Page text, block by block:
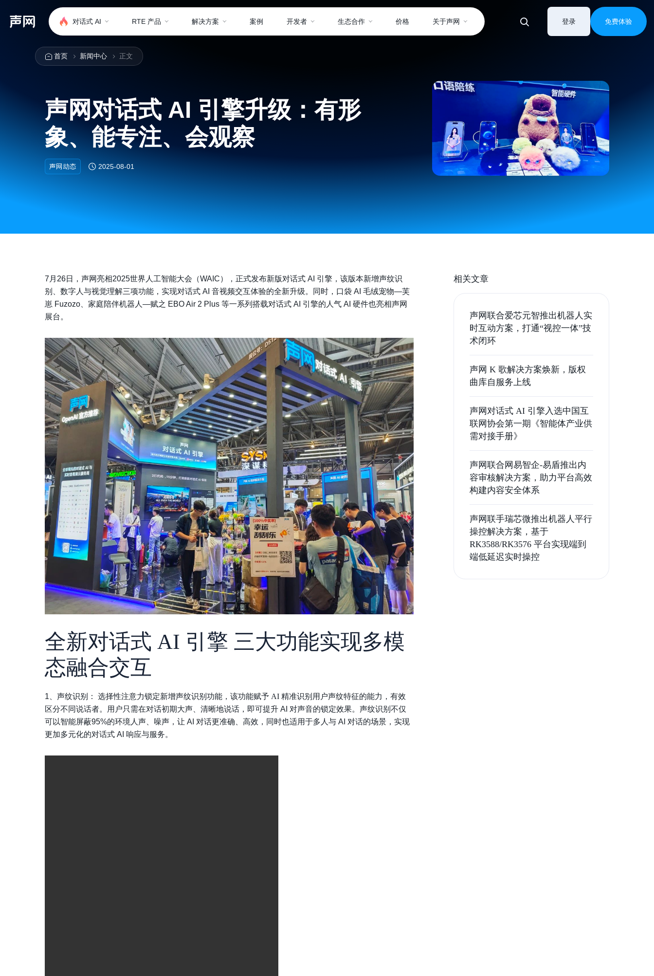
对话式 AI RTE 产品 解决方案 案例 开发者 生态合作 价格 关于声网 登录 免费体验
首页 新闻中心 正文
声网对话式 AI 引擎升级：有形
象、能专注、会观察
声网动态 2025-08-01
7月26日，声网亮相2025世界人工智能大会（WAIC），正式发布新版对话式 AI 引擎，该版本新增声纹识
别、数字人与视觉理解三项功能 ，实现对话式 AI 音视频交互体验的全新升级。同时，口袋 AI 毛绒宠物—芙
崽 Fuzozo、家庭陪伴机器人—赋之 EBO Air 2 Plus 等一系列搭载对话式 AI 引擎的人气 AI 硬件也亮相声网
展台。
全新对话式 AI 引擎 三大功能实现多模
态融合交互
1、声纹识别： 选择性注意力锁定新增声纹识别功能，该功能赋予 AI 精准识别用户声纹特征的能力，有效
区分不同说话者。
用户只需在对话初期大声、清晰地说话，即可提升 AI 对声音的锁定效果。声纹识别不仅
可以智能屏蔽95%的环境人声、噪声，让 AI 对话更准确、高效，同时也适用于多人与 AI 对话的场景，实现
更加多元化的对话式 AI 响应与服务。
相关文章
声网联合爱芯元智推出机器人实
时互动方案，打通“视控一体”技
术闭环
声网 K 歌解决方案焕新，版权
曲库自服务上线
声网对话式 AI 引擎入选中国互
联网协会第一期《智能体产业供
需对接手册》
声网联合网易智企-易盾推出内
容审核解决方案，助力平台高效
构建内容安全体系
声网联手瑞芯微推出机器人平行
操控解决方案，基于
RK3588/RK3576 平台实现端到
端低延迟实时操控